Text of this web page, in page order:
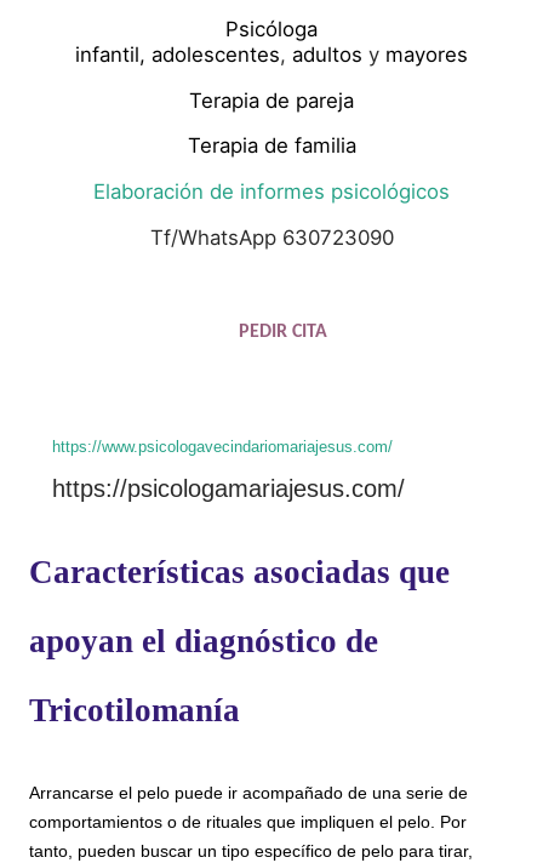
Psicóloga
infantil, adolescentes, adultos y mayores
Terapia de pareja
Terapia de familia
Elaboración de informes psicológicos
Tf/WhatsApp 630723090
PEDIR CITA
https://www.psicologavecindariomariajesus.com/
https://psicologamariajesus.com/
Características asociadas que
apoyan el diagnóstico de
Tricotilomanía
Arrancarse el pelo puede ir acompañado de una serie de
comportamientos o de rituales que impliquen el pelo. Por
tanto, pueden buscar un tipo específico de pelo para tirar,